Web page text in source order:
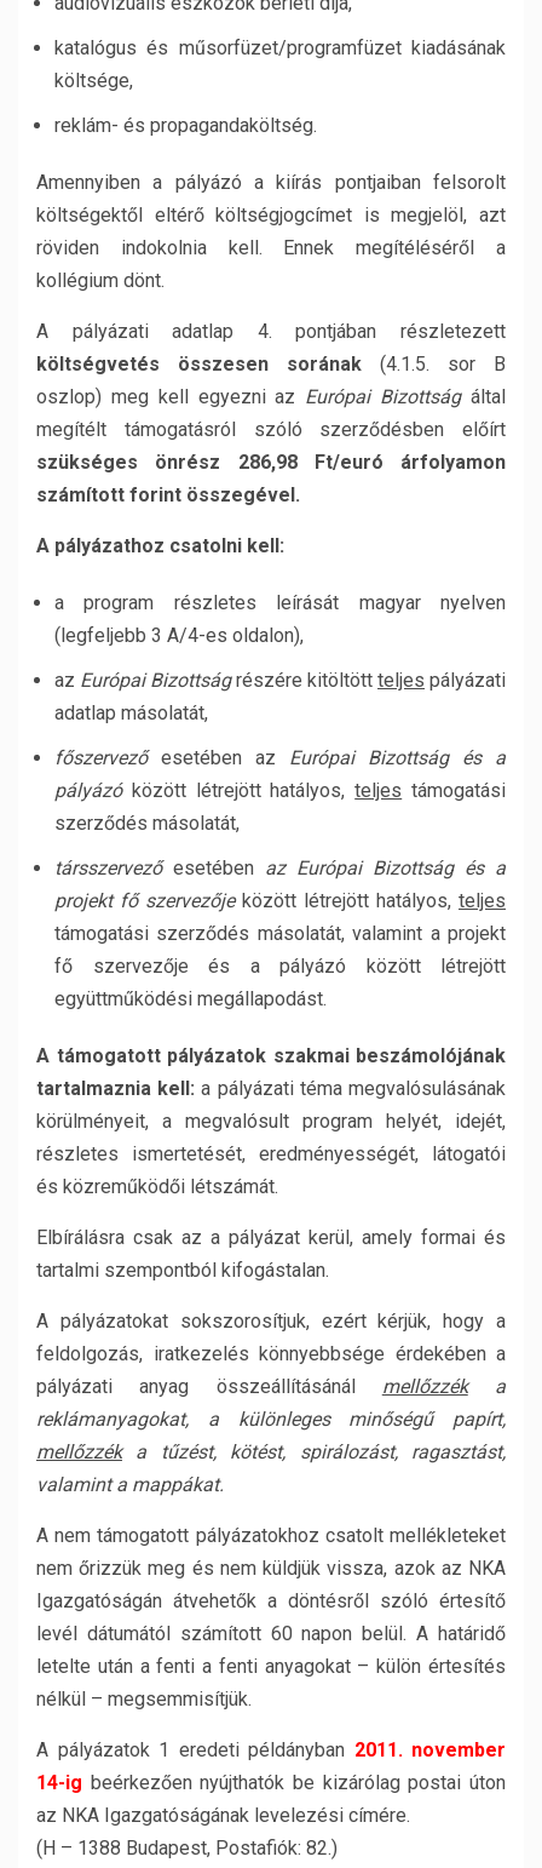
katalógus és műsorfüzet/programfüzet kiadásának
költsége,
reklám- és propagandaköltség.
Amennyiben a pályázó a kiírás pontjaiban felsorolt
költségektől eltérő költségjogcímet is megjelöl, azt
röviden indokolnia kell. Ennek megítéléséről a
kollégium dönt.
A pályázati adatlap 4. pontjában részletezett
költségvetés összesen sorának (4.1.5. sor B
oszlop) meg kell egyezni az Európai Bizottságáltal
megítélt támogatásról szóló szerződésben előírt
szükséges önrész
286,98 Ft/euró árfolyamon
számított forint összegével.
A pályázathoz csatolni kell:
a program részletes leírását magyar nyelven
(legfeljebb 3 A/4-es oldalon),
az Európai Bizottságrészére kitöltött teljes pályázati
adatlap másolatát,
főszervező esetében az Európai Bizottság és a
pályázóközött létrejött hatályos,teljes támogatási
szerződés másolatát,
társszervező esetében az Európai Bizottság és a
projekt fő szervezője között létrejött hatályos, teljes
támogatási szerződés másolatát, valamint a projekt
fő szervezője és a pályázó között létrejött
együttműködési megállapodást.
A támogatott pályázatok szakmai beszámolójának
tartalmaznia kell: a pályázati téma megvalósulásának
körülményeit, a megvalósult program helyét, idejét,
részletes ismertetését, eredményességét, látogatói
és közreműködői létszámát.
Elbírálásra csak az a pályázat kerül, amely formai és
tartalmi szempontból kifogástalan.
A pályázatokat sokszorosítjuk, ezért kérjük, hogy a
feldolgozás, iratkezelés könnyebbsége érdekében a
pályázati anyag összeállításánál mellőzzéka
reklámanyagokat, a különleges minőségű papírt,
mellőzzéka tűzést, kötést, spirálozást, ragasztást,
valamint a mappákat.
A nem támogatott pályázatokhoz csatolt mellékleteket
nem őrizzük meg és nem küldjük vissza, azok az NKA
Igazgatóságán átvehetők a döntésről szóló értesítő
levél dátumától számított 60 napon belül. A határidő
letelte után a fenti a fenti anyagokat – külön értesítés
nélkül – megsemmisítjük.
A pályázatok 1 eredeti példányban 2011. november
14-ig beérkezően nyújthatók be kizárólag postai úton
az NKA Igazgatóságának levelezési címére.
(H – 1388 Budapest, Postafiók: 82.)